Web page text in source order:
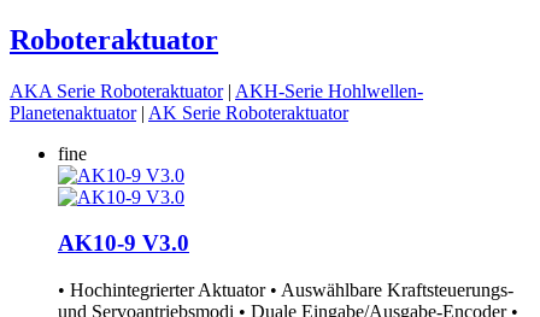
Roboteraktuator
AKA Serie Roboteraktuator| AKH-Serie Hohlwellen-
Planetenaktuator| AK Serie Roboteraktuator
fine
AK10-9 V3.0
• Hochintegrierter Aktuator • Auswählbare Kraftsteuerungs-
und Servoantriebsmodi • Duale Eingabe/Ausgabe-Encoder •